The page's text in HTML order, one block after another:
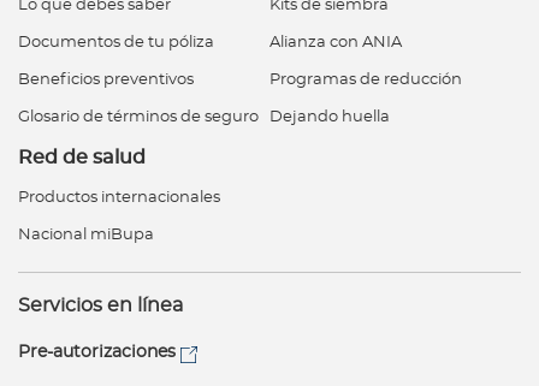
Lo que debes saber
Documentos de tu póliza
Beneficios preventivos
Glosario de términos de seguro
Kits de siembra
Alianza con ANIA
Programas de reducción
Dejando huella
Red de salud
Productos internacionales
Nacional miBupa
Servicios en línea
Pre-autorizaciones